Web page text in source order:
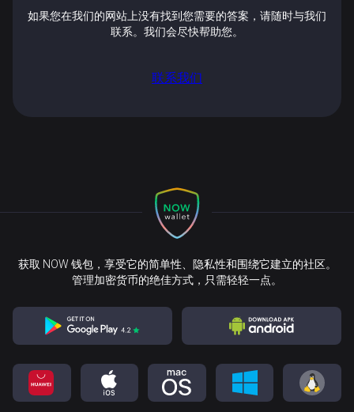
如果您在我们的网站上没有找到您需要的答案，请随时与我们
联系。我们会尽快帮助您。
联系我们
获取 NOW 钱包，享受它的简单性、隐私性和围绕它建立的社区。
管理加密货币的绝佳方式，只需轻轻一点。